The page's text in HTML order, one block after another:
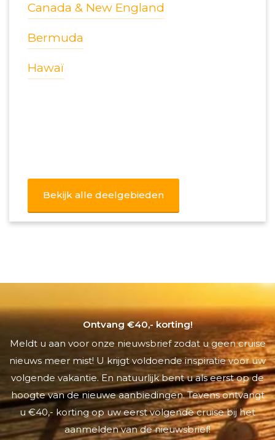
Canada & New England
Bermuda
Hawaï
Bekijk alle deelgebieden
Ontvang €40,- korting!
Meldt u aan voor onze nieuwsbrief zodat u geen cruise
nieuws meer mist! U krijgt voldoende inspiratie voor uw
volgende vakantie. En natuurlijk bent u als eerst op de
hoogte van de nieuwe aanbiedingen. Tevens ontvangt
u €40,- korting op uw eerst volgende cruise bij het
aanmelden van de nieuwsbrief!